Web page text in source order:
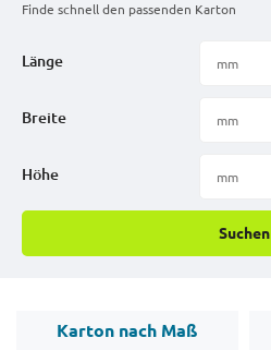
Finde schnell den passenden Karton
Länge
Breite
Höhe
Suchen
Karton nach Maß